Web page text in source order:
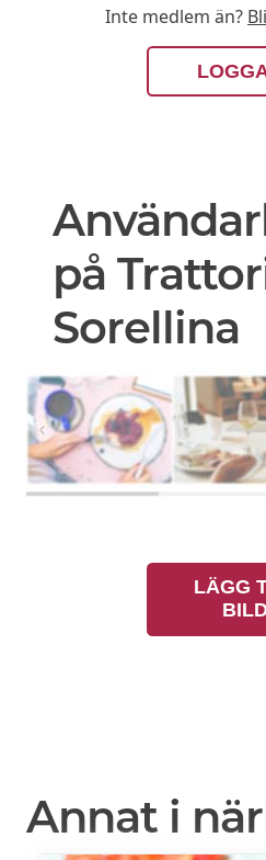
Inte medlem än?
på
Sorellina
LÄGG
Annat i